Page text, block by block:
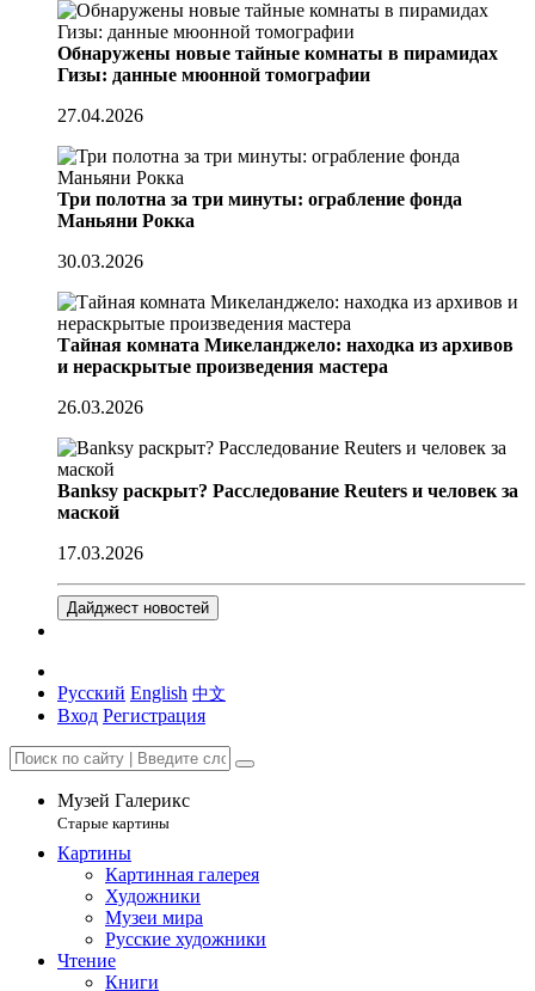
Обнаружены новые тайные комнаты в пирамидах
Гизы: данные мюонной томографии
27.04.2026
Три полотна за три минуты: ограбление фонда
Маньяни Рокка
30.03.2026
Тайная комната Микеланджело: находка из архивов
и нераскрытые произведения мастера
26.03.2026
Banksy раскрыт? Расследование Reuters и человек за
маской
17.03.2026
Дайджест новостей
Русский English 中文
Вход Регистрация
Музей Галерикс
Старые картины
Картины
Картинная галерея
Художники
Музеи мира
Русские художники
Чтение
Книги